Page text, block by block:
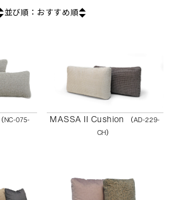
並び順： おすすめ順
（NC-075-
MASSA II Cushion
（AD-229-
CH）